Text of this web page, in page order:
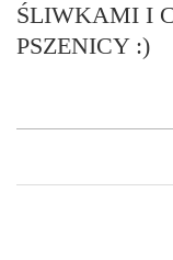
ŚLIWKAMI I
PSZENICY :)